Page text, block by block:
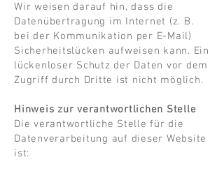
Wir weisen darauf hin, dass die
Datenübertragung im Internet (z. B.
bei der Kommunikation per E-Mail)
Sicherheitslücken aufweisen kann. Ein
lückenloser Schutz der Daten vor dem
Zugriff durch Dritte ist nicht möglich.
Hinweis zur verantwortlichen Stelle
Die verantwortliche Stelle für die
Datenverarbeitung auf dieser Website
ist: